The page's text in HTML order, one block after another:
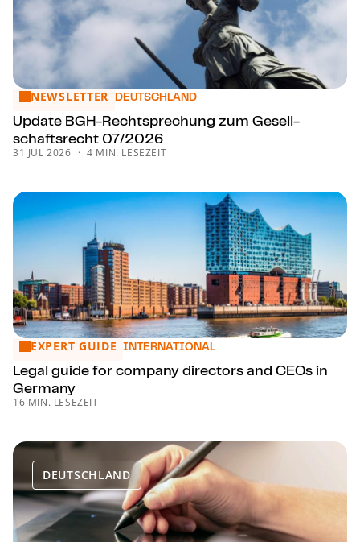
Update BGH-Recht­spre­chung zum Ge­sell­schafts­recht
NEWSLETTER DEUTSCHLAND
Update BGH-Recht­spre­chung zum Ge­sell­
schafts­recht 07/2026
31 JUL 2026 4 MIN. LESEZEIT
Legal guide for company directors and CEOs in Germany
EXPERT GUIDE INTERNATIONAL
Legal guide for company directors and CEOs in
Germany
16 MIN. LESEZEIT
DEUTSCHLAND